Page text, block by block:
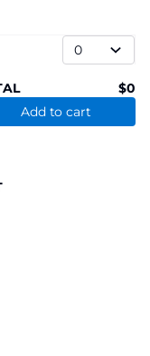
0
Add to cart